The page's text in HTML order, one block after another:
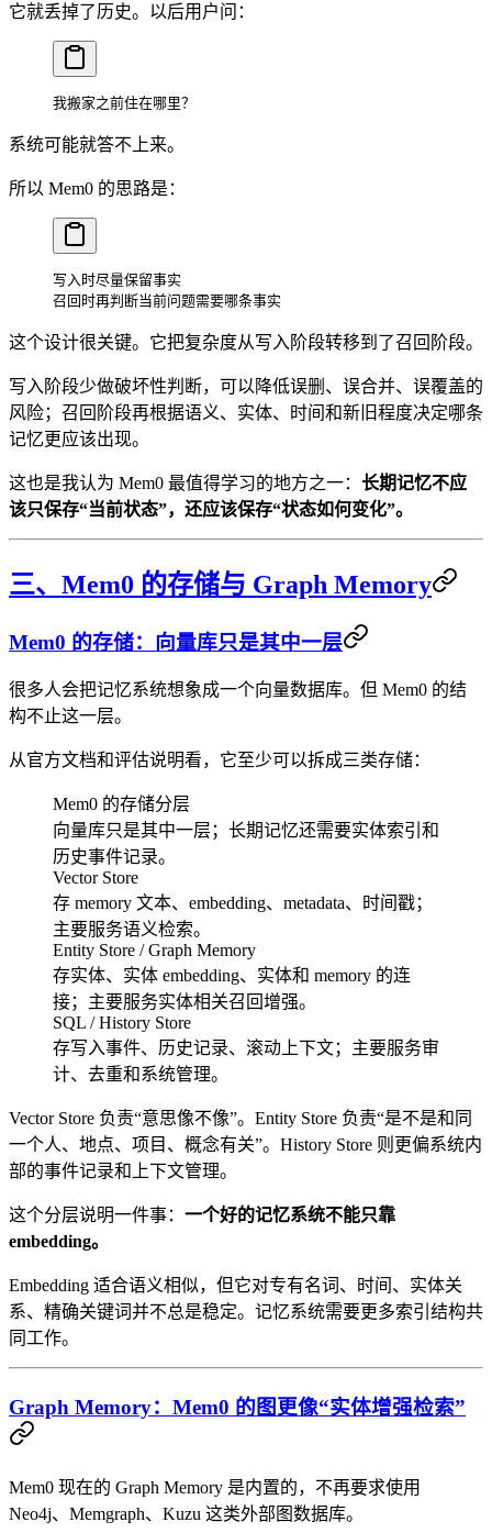
它就丢掉了历史。以后用户问：
我搬家之前住在哪里？
系统可能就答不上来。
所以 Mem0 的思路是：
写入时尽量保留事实
召回时再判断当前问题需要哪条事实
这个设计很关键。它把复杂度从写入阶段转移到了召回阶段。
写入阶段少做破坏性判断，可以降低误删、误合并、误覆盖的
风险；召回阶段再根据语义、实体、时间和新旧程度决定哪条
记忆更应该出现。
这也是我认为 Mem0 最值得学习的地方之一： 长期记忆不应
该只保存“当前状态”，还应该保存“状态如何变化”。
三、Mem0 的存储与 Graph Memory
Mem0 的存储：向量库只是其中一层
很多人会把记忆系统想象成一个向量数据库。但 Mem0 的结
构不止这一层。
从官方文档和评估说明看，它至少可以拆成三类存储：
Mem0 的存储分层
向量库只是其中一层；长期记忆还需要实体索引和
历史事件记录。
Vector Store
存 memory 文本、embedding、metadata、时间戳；
主要服务语义检索。
Entity Store / Graph Memory
存实体、实体 embedding、实体和 memory 的连
接；主要服务实体相关召回增强。
SQL / History Store
存写入事件、历史记录、滚动上下文；主要服务审
计、去重和系统管理。
Vector Store 负责“意思像不像”。Entity Store 负责“是不是和同
一个人、地点、项目、概念有关”。History Store 则更偏系统内
部的事件记录和上下文管理。
这个分层说明一件事： 一个好的记忆系统不能只靠
embedding。
Embedding 适合语义相似，但它对专有名词、时间、实体关
系、精确关键词并不总是稳定。记忆系统需要更多索引结构共
同工作。
Graph Memory：Mem0 的图更像“实体增强检索”
Mem0 现在的 Graph Memory 是内置的，不再要求使用
Neo4j、Memgraph、Kuzu 这类外部图数据库。